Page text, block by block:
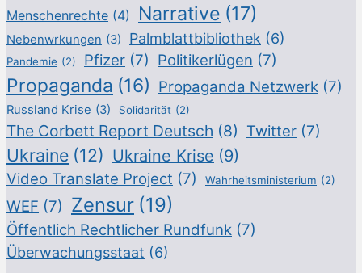
Menschenrechte (4) Narrative (17)
Nebenwrkungen (3) Palmblattbibliothek (6)
Pandemie (2) Pfizer (7) Politikerlügen (7)
Propaganda (16) Propaganda Netzwerk (7)
Russland Krise (3) Solidarität (2)
The Corbett Report Deutsch (8) Twitter (7)
Ukraine (12) Ukraine Krise (9)
Video Translate Project (7) Wahrheitsministerium (2)
WEF (7) Zensur (19)
Öffentlich Rechtlicher Rundfunk (7)
Überwachungsstaat (6)